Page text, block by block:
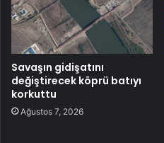
Savaşın gidişatını
değiştirecek köprü batıyı
korkuttu
Ağustos 7, 2026